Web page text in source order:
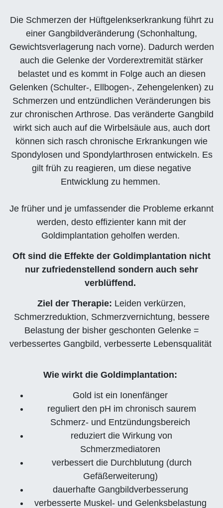
Die Schmerzen der Hüftgelenkserkrankung führt zu
einer Gangbildveränderung (Schonhaltung,
Gewichtsverlagerung nach vorne). Dadurch werden
auch die Gelenke der Vorderextremität stärker
belastet und es kommt in Folge auch an diesen
Gelenken (Schulter-, Ellbogen-, Zehengelenken) zu
Schmerzen und entzündlichen Veränderungen bis
zur chronischen Arthrose. Das veränderte Gangbild
wirkt sich auch auf die Wirbelsäule aus, auch dort
können sich rasch chronische Erkrankungen wie
Spondylosen und Spondylarthrosen entwickeln. Es
gilt früh zu reagieren, um diese negative
Entwicklung zu hemmen.
Je früher und je umfassender die Probleme erkannt
werden, desto effizienter kann mit der
Goldimplantation geholfen werden.
Oft sind die Effekte der Goldimplantation nicht
nur zufriedenstellend sondern auch sehr
verblüffend.
Ziel der Therapie: Leiden verkürzen,
Schmerzreduktion, Schmerzvernichtung, bessere
Belastung der bisher geschonten Gelenke =
verbessertes Gangbild, verbesserte Lebensqualität
Wie wirkt die Goldimplantation:
Gold ist ein Ionenfänger
reguliert den pH im chronisch saurem
Schmerz- und Entzündungsbereich
reduziert die Wirkung von
Schmerzmediatoren
verbessert die Durchblutung (durch
Gefäßerweiterung)
dauerhafte Gangbildverbesserung
verbesserte Muskel- und Gelenksbelastung